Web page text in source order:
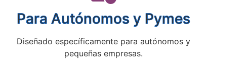
Para Autónomos y Pymes
Diseñado específicamente para autónomos y
pequeñas empresas.